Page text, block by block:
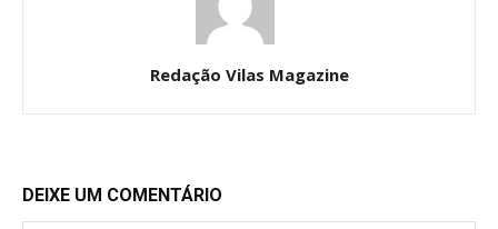
Redação Vilas Magazine
DEIXE UM COMENTÁRIO